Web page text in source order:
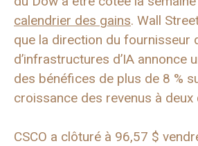
calendrier des gains. Wall
que la direction du fournisseur
d’infrastructures d’IA annonce
des bénéfices de plus de 8 %
croissance des revenus à
CSCO a clôturé à 96,57 $